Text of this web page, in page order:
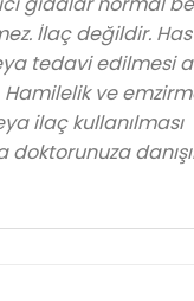
İlaç değildir.
tedavi edilmesi
Hamilelik ve
ilaç kullanılması
doktorunuza